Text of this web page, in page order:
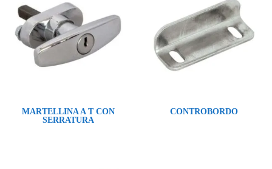
MARTELLINA A T CON
SERRATURA
CONTROBORDO